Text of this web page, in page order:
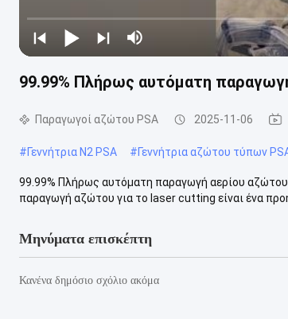
99.99% Πλήρως αυτόματη
Παραγωγοί αζώτου PSA 2025-11-06
#Γεννήτρια Ν2 PSA #Γεννήτρια αζώτου τύπων
99.99% Πλήρως αυτόματη παραγωγή αερίου
παραγωγή αζώτου για το laser cutting είναι ένα
Μηνύματα επισκέπτη
Κανένα δημόσιο σχόλιο ακόμα